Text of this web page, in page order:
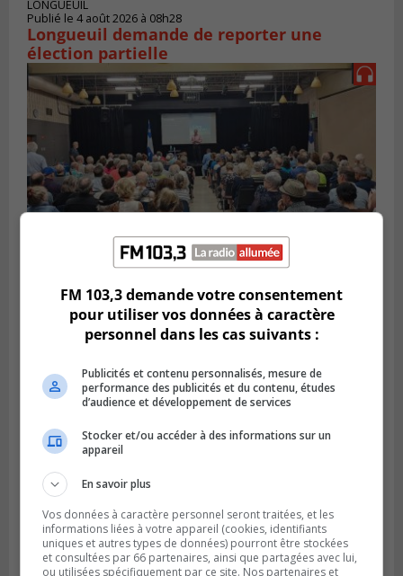
LONGUEUIL
Publié le 4 août 2026 à 08h28
Longueuil demande de reporter une
élection partielle
VIEUX-LONGUEUIL
Publié le 3 août 2026 à 14h47
Le Livre bleu rassemble 200 curieux à
Longueuil
FM 103,3 demande votre consentement
pour utiliser vos données à caractère
personnel dans les cas suivants :
Publicités et contenu personnalisés, mesure de
performance des publicités et du contenu, études
d’audience et développement de services
Stocker et/ou accéder à des informations sur un
appareil
En savoir plus
Vos données à caractère personnel seront traitées, et les
informations liées à votre appareil (cookies, identifiants
uniques et autres types de données) pourront être stockées
et consultées par 66 partenaires, ainsi que partagées avec lui,
ou utilisées spécifiquement par ce site. Nos partenaires et